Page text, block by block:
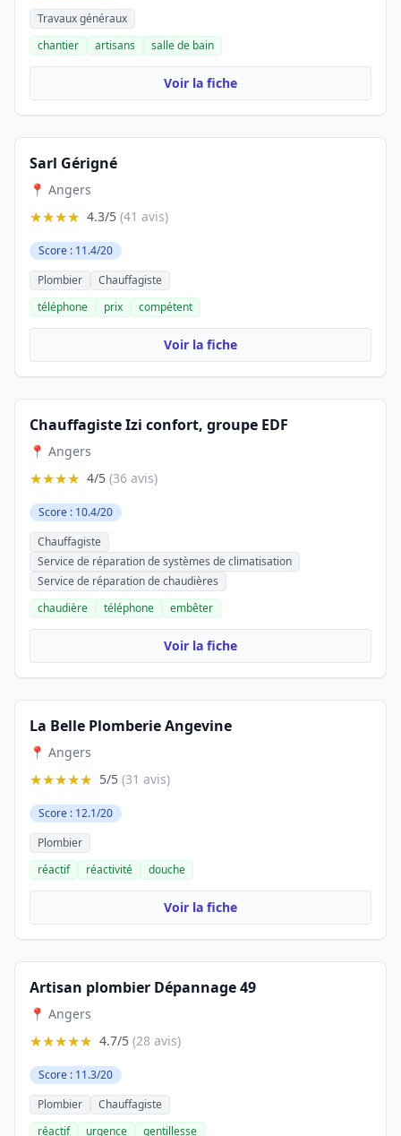
Travaux généraux
chantier
artisans salle de bain
Voir la fiche
Sarl Gérigné
📍 Angers
★★★★ 4.3/5 (41 avis)
Score : 11.4/20
Plombier
Chauffagiste
téléphone
prix compétent
Voir la fiche
Chauffagiste Izi confort, groupe EDF
📍 Angers
★★★★ 4/5 (36 avis)
Score : 10.4/20
Chauffagiste
Service de réparation de systèmes de climatisation
Service de réparation de chaudières
chaudière
téléphone embêter
Voir la fiche
La Belle Plomberie Angevine
📍 Angers
★★★★★ 5/5 (31 avis)
Score : 12.1/20
Plombier
réactif
réactivité douche
Voir la fiche
Artisan plombier Dépannage 49
📍 Angers
★★★★★ 4.7/5 (28 avis)
Score : 11.3/20
Plombier
Chauffagiste
réactif
urgence gentillesse